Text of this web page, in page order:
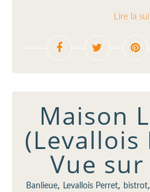
Lire la
Maison
(Levallois
Vue
Banlieue, Levallois Perret, bistrot,